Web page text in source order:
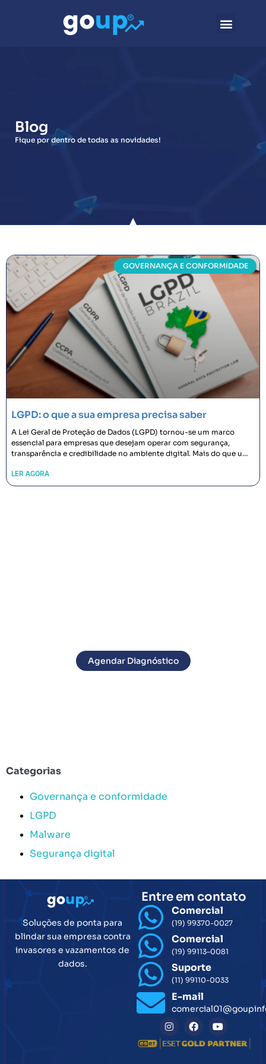
Blog
Fique por dentro de todas as novidades!
GOVERNANÇA E CONFORMIDADE
LGPD: o que a sua empresa precisa saber
A Lei Geral de Proteção de Dados (LGPD) tornou-se um marco
essencial para empresas que desejam operar com segurança,
transparência e credibilidade no ambiente digital. Mais do que uma
LER AGORA
Agendar Diagnóstico
Categorias
Governança e conformidade
LGPD
Malware
Segurança digital
Soluções de ponta para
blindar sua empresa contra
invasores e vazamentos de
dados.
Entre em contato
Comercial
(19) 99370-0027
Comercial
(19) 99113–0081
Suporte
(11) 99110-0033
E-mail